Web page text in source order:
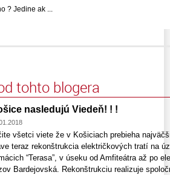
? Jedine ak ...
tohto blogera
nasledujú Viedeň! ! !
všetci viete že v Košiciach prebieha
teraz rekonštrukcia električkových tratí na
“Terasa”, v úseku od Amfiteátra až po
Bardejovská. Rekonštrukciu realizuje